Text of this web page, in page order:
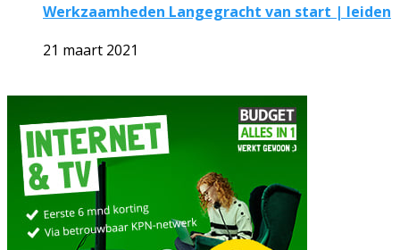
Werkzaamheden Langegracht van start | leiden
21 maart 2021